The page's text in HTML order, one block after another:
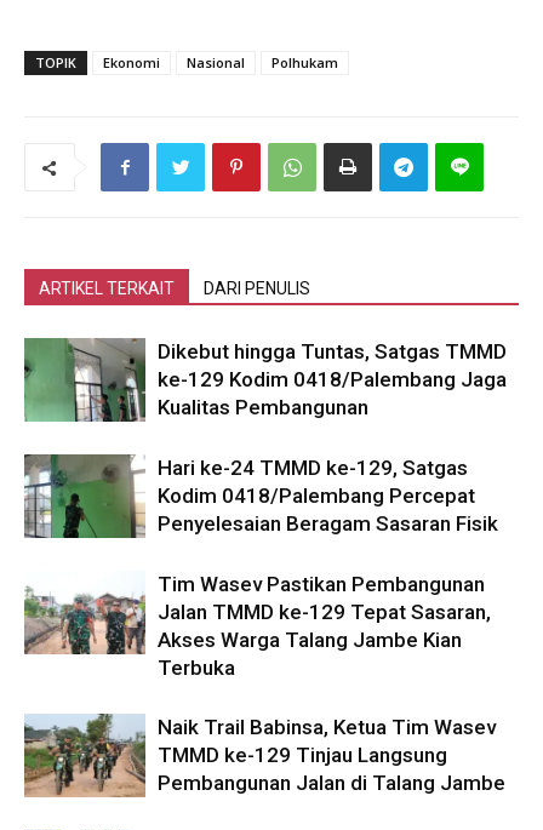
TOPIK Ekonomi Nasional Polhukam
ARTIKEL TERKAIT DARI PENULIS
Dikebut hingga Tuntas, Satgas TMMD
ke-129 Kodim 0418/Palembang Jaga
Kualitas Pembangunan
Hari ke-24 TMMD ke-129, Satgas
Kodim 0418/Palembang Percepat
Penyelesaian Beragam Sasaran Fisik
Tim Wasev Pastikan Pembangunan
Jalan TMMD ke-129 Tepat Sasaran,
Akses Warga Talang Jambe Kian
Terbuka
Naik Trail Babinsa, Ketua Tim Wasev
TMMD ke-129 Tinjau Langsung
Pembangunan Jalan di Talang Jambe